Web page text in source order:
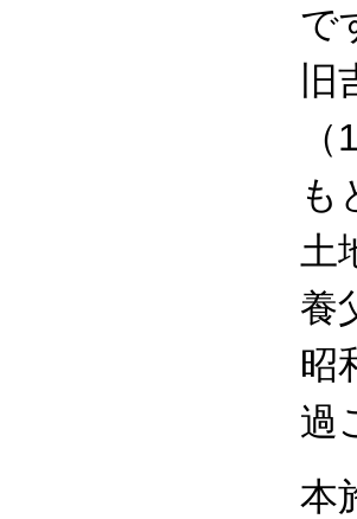
で
も
土
養
昭
過
本